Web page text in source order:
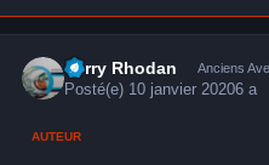
Perry Rhodan Anciens
Posté(e) 10 janvier 20206 a
AUTEUR